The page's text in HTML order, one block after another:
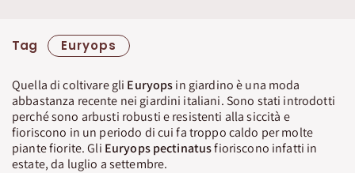
Tag Euryops
Quella di coltivare gli Euryopsin giardino è una moda
abbastanza recente nei giardini italiani. Sono stati introdotti
perché sono arbusti robusti e resistenti alla siccità e
fioriscono in un periodo di cui fa troppo caldo per molte
piante fiorite. Gli Euryops pectinatusfioriscono infatti in
estate, da luglio a settembre.